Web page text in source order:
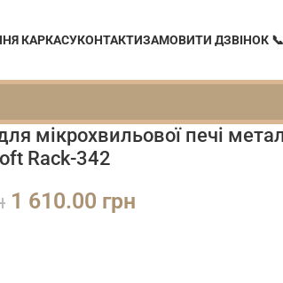
КАРКАСУКОНТАКТИЗАМОВИТИ ДЗВІНОК 📞
мікрохвильової печі
Rack-342
1 610.00 грн